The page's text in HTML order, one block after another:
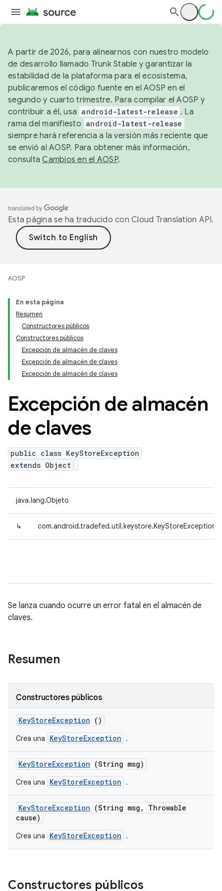
A partir de 2026, para alinearnos con nuestro modelo
de desarrollo llamado Trunk Stable y garantizar la
estabilidad de la plataforma para el ecosistema,
publicaremos el código fuente en el AOSP en el
segundo y cuarto trimestre. Para compilar el AOSP y
contribuir a él, usa android-latest-release . La
rama del manifiesto android-latest-release
siempre hará referencia a la versión más reciente que
se envió al AOSP. Para obtener más información,
consultaCambios en el AOSP.
Esta página se ha traducido con Cloud Translation API.
AOSP
En esta página
Resumen
Constructores públicos
Constructores públicos
Excepción de almacén de claves
Excepción de almacén de claves
Excepción de almacén de claves
Excepción de almacén
de claves
public class KeyStoreException
extends Object
java.lang.Objeto
↳ com.android.tradefed.util.keystore.KeyStoreException
Se lanza cuando ocurre un error fatal en el almacén de
claves.
Resumen
Constructores públicos
KeyStoreException ()
Crea una KeyStoreException .
KeyStoreException (String msg)
Crea una KeyStoreException .
KeyStoreException (String msg ,
Throwable
cause)
Crea una KeyStoreException .
Constructores públicos